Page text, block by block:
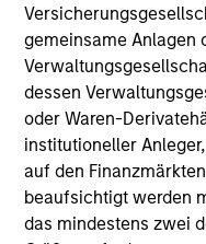
gemeinsame Anlagen
dessen
oder Waren-
institutioneller
auf den
beaufsichtigt werden
das mindestens zwei
Please refer to the
information on the
considerations.